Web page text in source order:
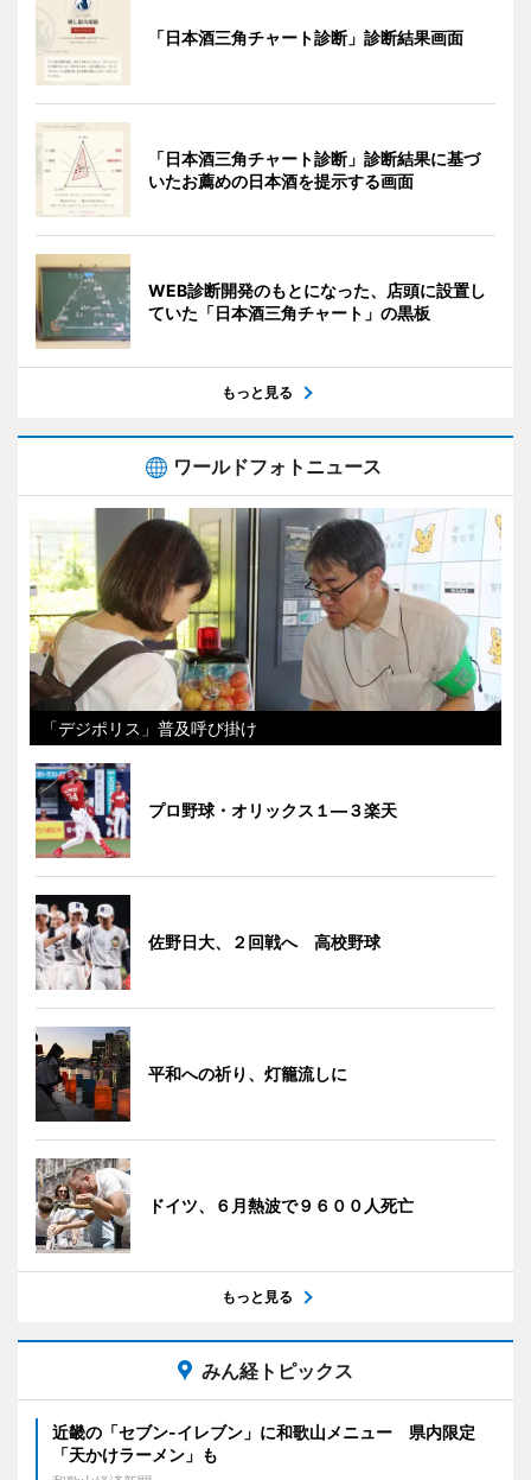
「日本酒三角チャート診断」診断結果画面
「日本酒三角チャート診断」診断結果に基づ
いたお薦めの日本酒を提示する画面
WEB診断開発のもとになった、店頭に設置し
ていた「日本酒三角チャート」の黒板
もっと見る
ワールドフォトニュース
「デジポリス」普及呼び掛け
プロ野球・オリックス１―３楽天
佐野日大、２回戦へ 高校野球
平和への祈り、灯籠流しに
ドイツ、６月熱波で９６００人死亡
もっと見る
みん経トピックス
近畿の「セブン-イレブン」に和歌山メニュー 県内限定
「天かけラーメン」も